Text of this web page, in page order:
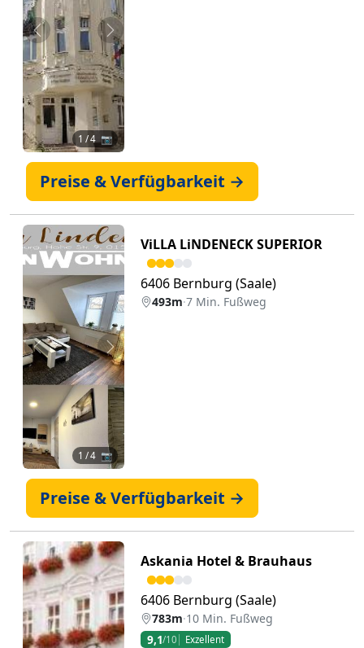
Zurück Weiter
1 / 4 📷
Preise & Verfügbarkeit →
Zurück Weiter
1 / 4 📷
ViLLA LiNDENECK SUPERIOR
6406 Bernburg (Saale)
493m·7 Min. Fußweg
Preise & Verfügbarkeit →
Askania Hotel & Brauhaus
6406 Bernburg (Saale)
783m·10 Min. Fußweg
9,1/10 Exzellent